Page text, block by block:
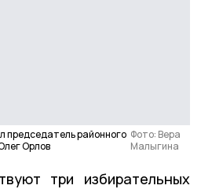
председатель районного
Орлов
Фото: Вера
Малыгина
три избирательных